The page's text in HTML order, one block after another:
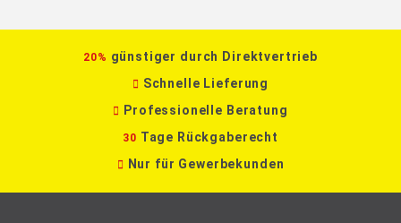
20% günstiger durch Direktvertrieb
Schnelle Lieferung
Professionelle Beratung
30 Tage Rückgaberecht
Nur für Gewerbekunden